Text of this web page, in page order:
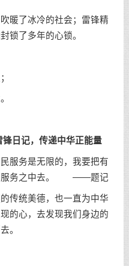
暖了冰冷的社会；雷锋精
锁了多年的心锁。
日记，传递中华正能量
服务是无限的，我要把有
民服务之中去。 ——题记
传统美德，也一直为中华
的心，去发现我们身边的
。